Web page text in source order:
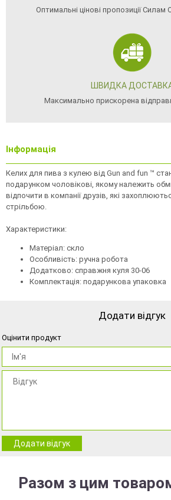
Оптимальні цінові пропозиції Силам
ШВИДКА
Максимально прискорена
Інформація
Келих для пива з кулею від Gun and fun ™
подарунком чоловікові, якому належить
відпочити в компанії друзів, які
стрільбою.
Характеристики:
Матеріал: скло
Особливість: ручна робота
Додатково: справжня куля 30-06
Комплектація: подарункова упаковка
Додати відгук
Оцінити продукт
Додати відгук
Разом з цим